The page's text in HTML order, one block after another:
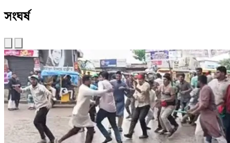
সংঘর্ষ